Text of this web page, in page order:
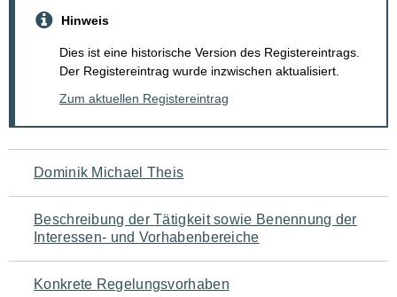
Hinweis
Dies ist eine historische Version des Registereintrags.
Der Registereintrag wurde inzwischen aktualisiert.
Zum aktuellen Registereintrag
Navigation
für
den
Seiteninhalt
Dominik Michael Theis
Beschreibung der Tätigkeit sowie Benennung der
Interessen- und Vorhabenbereiche
Konkrete Regelungsvorhaben